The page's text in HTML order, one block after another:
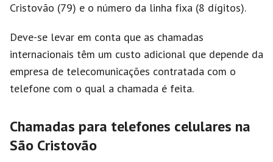
Cristovão (79) e o número da linha fixa (8 dígitos).
Deve-se levar em conta que as chamadas
internacionais têm um custo adicional que depende da
empresa de telecomunicações contratada com o
telefone com o qual a chamada é feita.
Chamadas para telefones celulares na
São Cristovão